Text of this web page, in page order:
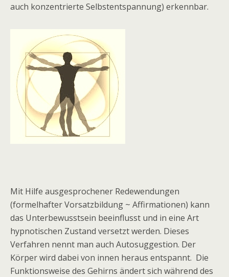
auch konzentrierte Selbstentspannung) erkennbar.
Mit Hilfe ausgesprochener Redewendungen
(formelhafter Vorsatzbildung ~ Affirmationen) kann
das Unterbewusstsein beeinflusst und in eine Art
hypnotischen Zustand versetzt werden. Dieses
Verfahren nennt man auch Autosuggestion. Der
Körper wird dabei von innen heraus entspannt. Die
Funktionsweise des Gehirns ändert sich während des